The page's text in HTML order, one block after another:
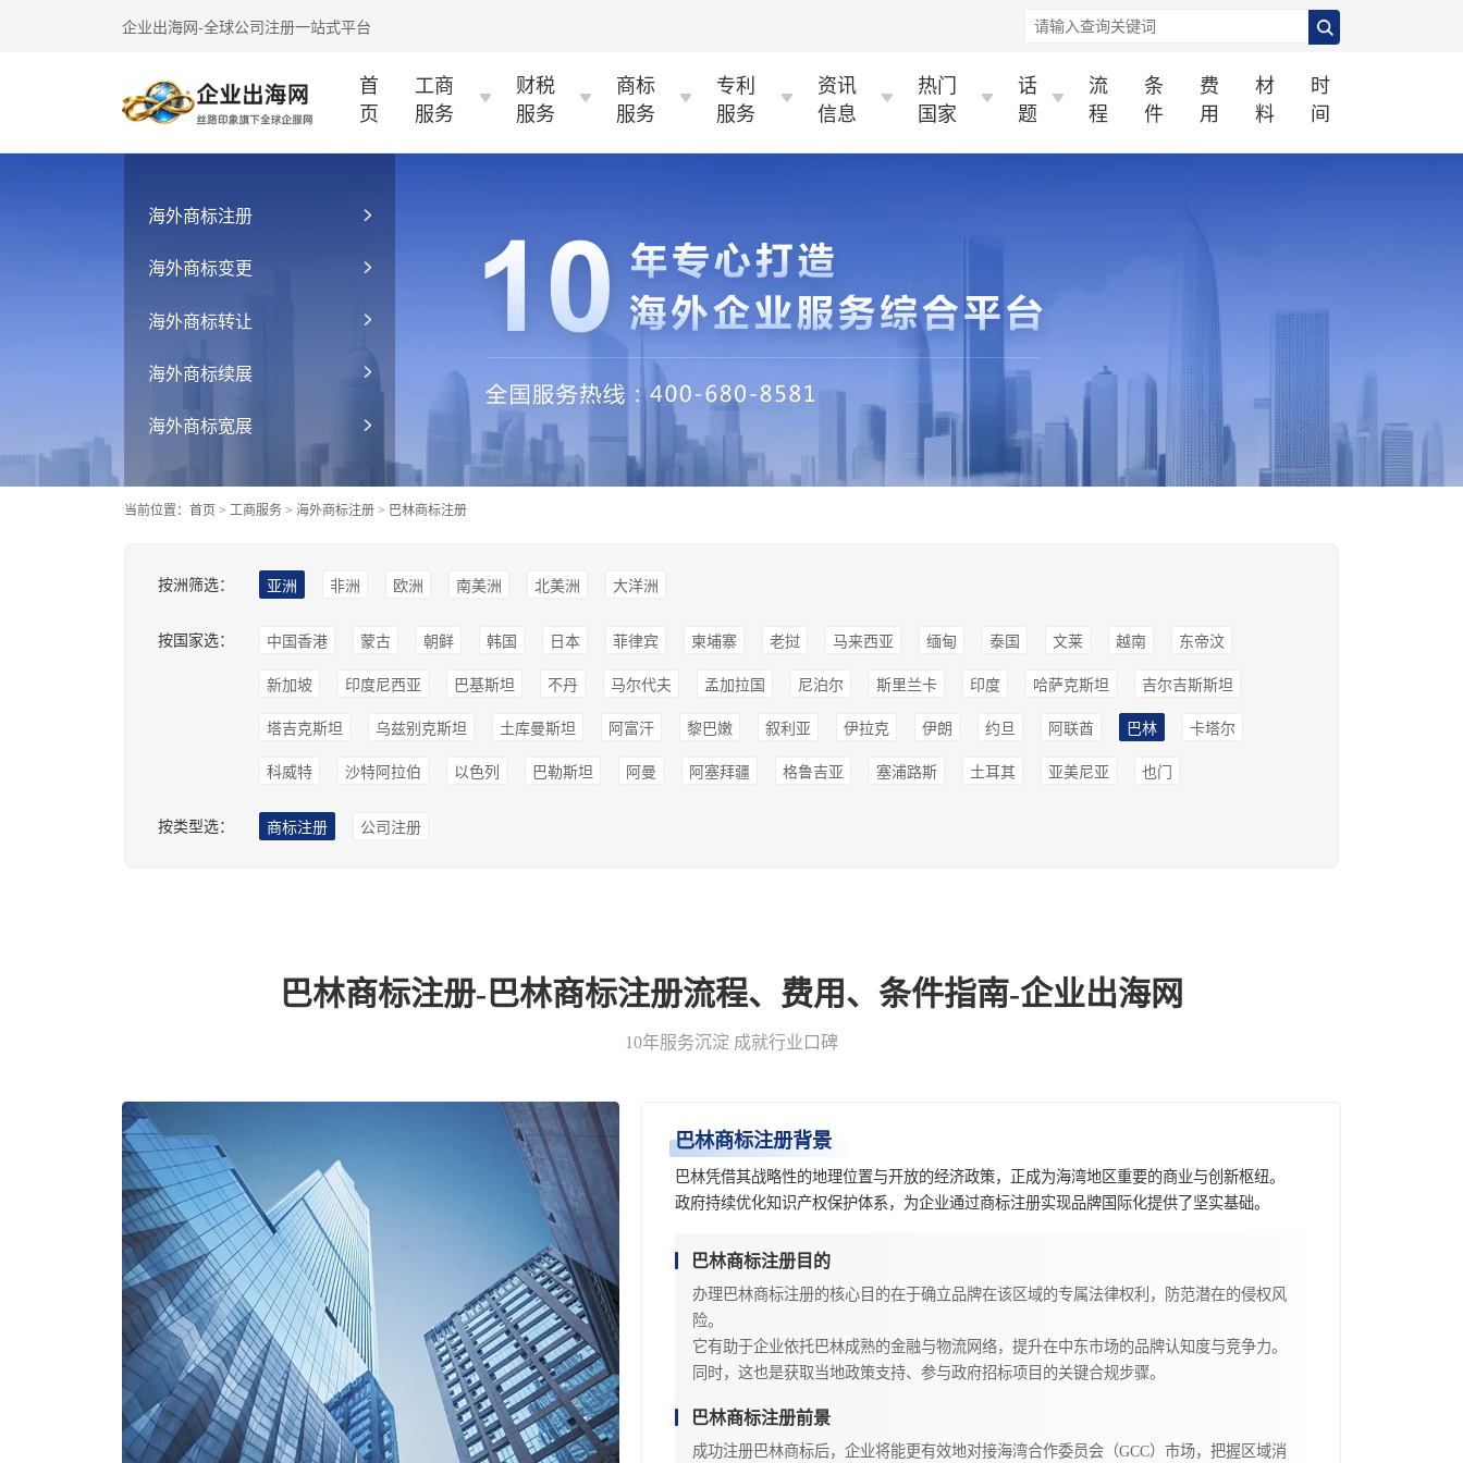
企业出海网-全球公司注册一站式平台
首
页
工商
服务
财税
服务
商标
服务
专利
服务
资讯
信息
热门
国家
话
题
流
程
条
件
费
用
材
料
时
间
海外商标注册
海外商标变更
海外商标转让
海外商标续展
海外商标宽展
当前位置： 首页 > 工商服务 > 海外商标注册 > 巴林商标注册
按洲筛选： 亚洲 非洲 欧洲 南美洲 北美洲 大洋洲
按国家选： 中国香港 蒙古 朝鲜 韩国 日本 菲律宾 柬埔寨 老挝 马来西亚 缅甸 泰国 文莱 越南 东帝汶
新加坡 印度尼西亚 巴基斯坦 不丹 马尔代夫 孟加拉国 尼泊尔 斯里兰卡 印度 哈萨克斯坦 吉尔吉斯斯坦
塔吉克斯坦 乌兹别克斯坦 土库曼斯坦 阿富汗 黎巴嫩 叙利亚 伊拉克 伊朗 约旦 阿联酋 巴林 卡塔尔
科威特 沙特阿拉伯 以色列 巴勒斯坦 阿曼 阿塞拜疆 格鲁吉亚 塞浦路斯 土耳其 亚美尼亚 也门
按类型选： 商标注册 公司注册
巴林商标注册-巴林商标注册流程、费用、条件指南-企业出海网
10年服务沉淀 成就行业口碑
巴林商标注册背景
巴林凭借其战略性的地理位置与开放的经济政策，正成为海湾地区重要的商业与创新枢纽。
政府持续优化知识产权保护体系，为企业通过商标注册实现品牌国际化提供了坚实基础。
巴林商标注册目的
办理巴林商标注册的核心目的在于确立品牌在该区域的专属法律权利，防范潜在的侵权风
险。
它有助于企业依托巴林成熟的金融与物流网络，提升在中东市场的品牌认知度与竞争力。
同时，这也是获取当地政策支持、参与政府招标项目的关键合规步骤。
巴林商标注册前景
成功注册巴林商标后，企业将能更有效地对接海湾合作委员会（GCC）市场，把握区域消